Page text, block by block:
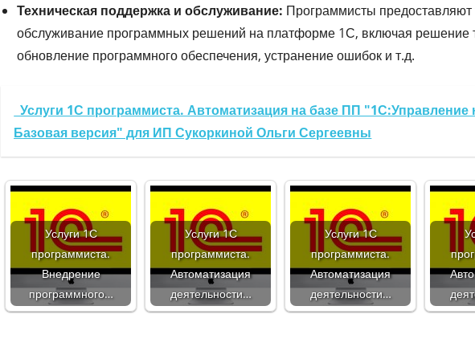
Техническая поддержка и обслуживание: Программисты предоставляют
обслуживание программных решений на платформе 1С, включая решение
обновление программного обеспечения, устранение ошибок и т.д.
Услуги 1С программиста. Автоматизация на базе ПП
Базовая версия" для ИП Сукоркиной Ольги Сергеевны
Услуги 1С
программиста.
Внедрение
программного…
Услуги 1С
программиста.
Автоматизация
деятельности…
Услуги 1С
программиста.
Автоматизация
деятельности…